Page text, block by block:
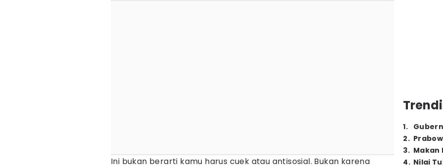
Ini bukan berarti kamu harus cuek atau antisosial. Bukan karena
1.
2.
3. Makan
4. Nilai